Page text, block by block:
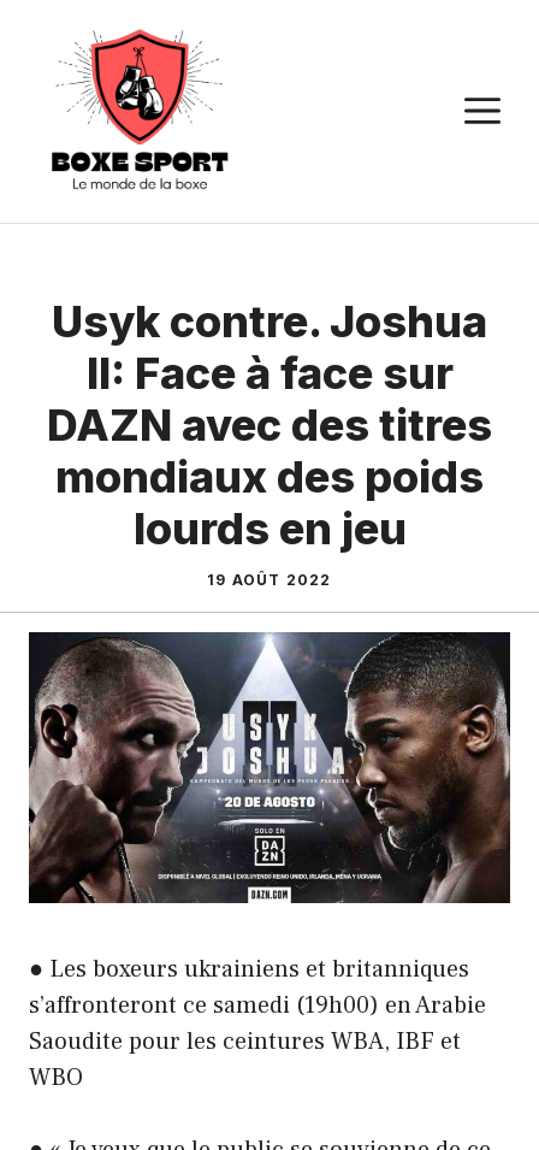
contenu
Usyk contre. Joshua
II: Face à face sur
DAZN avec des titres
mondiaux des poids
lourds en jeu
19 AOÛT 2022
● Les boxeurs ukrainiens et britanniques
s’affronteront ce samedi (19h00) en Arabie
Saoudite pour les ceintures WBA, IBF et
WBO